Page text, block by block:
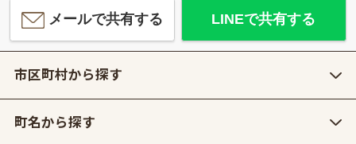
メールで共有する LINEで共有する
市区町村から探す
町名から探す